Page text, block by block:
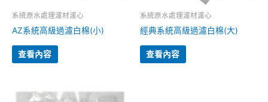
系統原水處理濾材濾心
AZ系統高級過濾白棉(小)
查看內容
系統原水處理濾材濾心
經典系統高級過濾白棉(大)
查看內容